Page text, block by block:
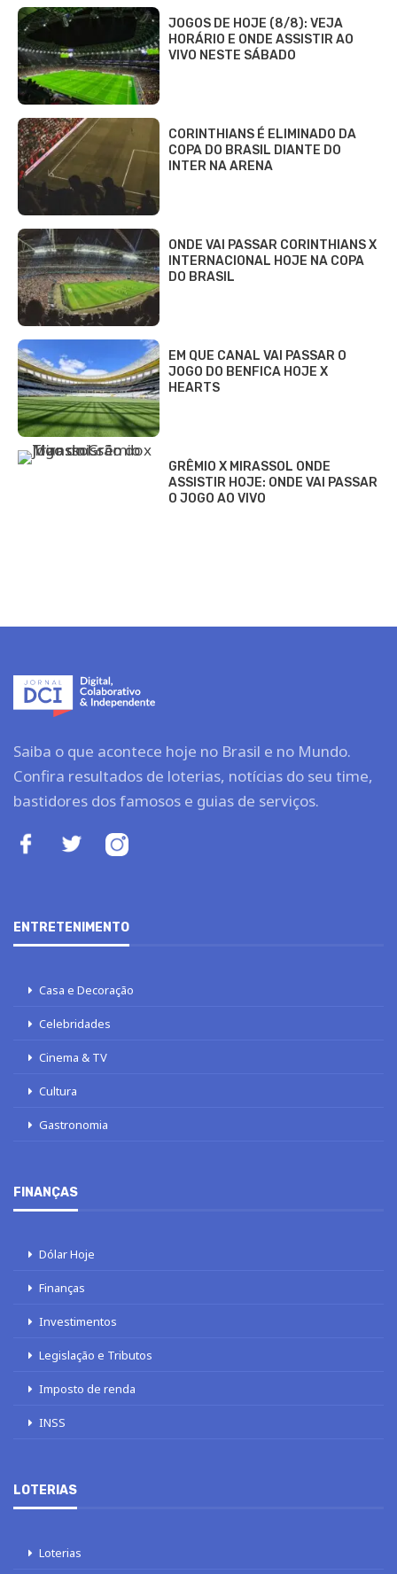
JOGOS DE HOJE (8/8): VEJA
HORÁRIO E ONDE ASSISTIR AO
VIVO NESTE SÁBADO
CORINTHIANS É ELIMINADO DA
COPA DO BRASIL DIANTE DO
INTER NA ARENA
ONDE VAI PASSAR CORINTHIANS X
INTERNACIONAL HOJE NA COPA
DO BRASIL
EM QUE CANAL VAI PASSAR O
JOGO DO BENFICA HOJE X
HEARTS
GRÊMIO X MIRASSOL ONDE
ASSISTIR HOJE: ONDE VAI PASSAR
O JOGO AO VIVO
Saiba o que acontece hoje no Brasil e no Mundo.
Confira resultados de loterias, notícias do seu time,
bastidores dos famosos e guias de serviços.
ENTRETENIMENTO
Casa e Decoração
Celebridades
Cinema & TV
Cultura
Gastronomia
FINANÇAS
Dólar Hoje
Finanças
Investimentos
Legislação e Tributos
Imposto de renda
INSS
LOTERIAS
Loterias